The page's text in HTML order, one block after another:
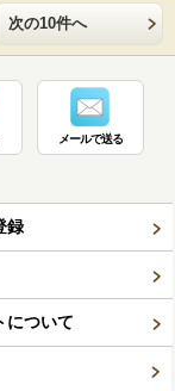
次の10件へ
メールで送る
録
について